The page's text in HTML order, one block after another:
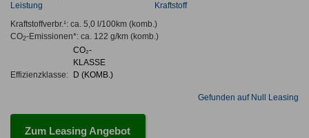
Leistung
Kraftstoff
Kraftstoffverbr.¹: ca. 5,0 l/100km(komb.)
CO2-Emissionen*: ca. 122 g/km(komb.)
Effizienzklasse:
CO₂-
KLASSE
D (KOMB.)
Gefunden auf Null Leasing
Zum Leasing Angebot